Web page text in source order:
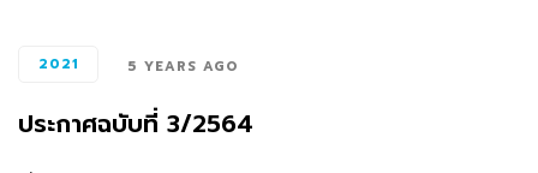
2021 5 YEARS AGO
ประกาศฉบับที่ 3/2564